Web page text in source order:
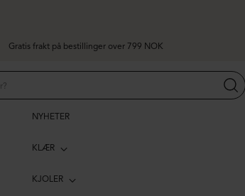
NYHETER
KLÆR
KJOLER